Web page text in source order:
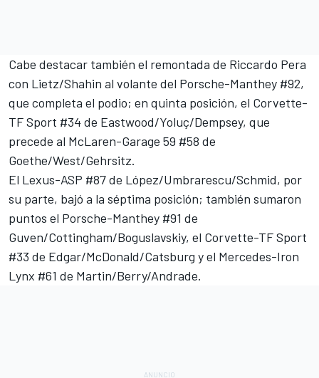
Cabe destacar también el remontada de Riccardo Pera
con Lietz/Shahin al volante del Porsche-Manthey #92,
que completa el podio; en quinta posición, el Corvette-
TF Sport #34 de Eastwood/Yoluç/Dempsey, que
precede al McLaren-Garage 59 #58 de
Goethe/West/Gehrsitz.
El Lexus-ASP #87 de López/Umbrarescu/Schmid, por
su parte, bajó a la séptima posición; también sumaron
puntos el Porsche-Manthey #91 de
Guven/Cottingham/Boguslavskiy, el Corvette-TF Sport
#33 de Edgar/McDonald/Catsburg y el Mercedes-Iron
Lynx #61 de Martin/Berry/Andrade.